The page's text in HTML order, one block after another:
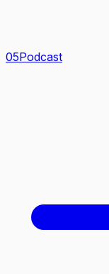
05Podcast